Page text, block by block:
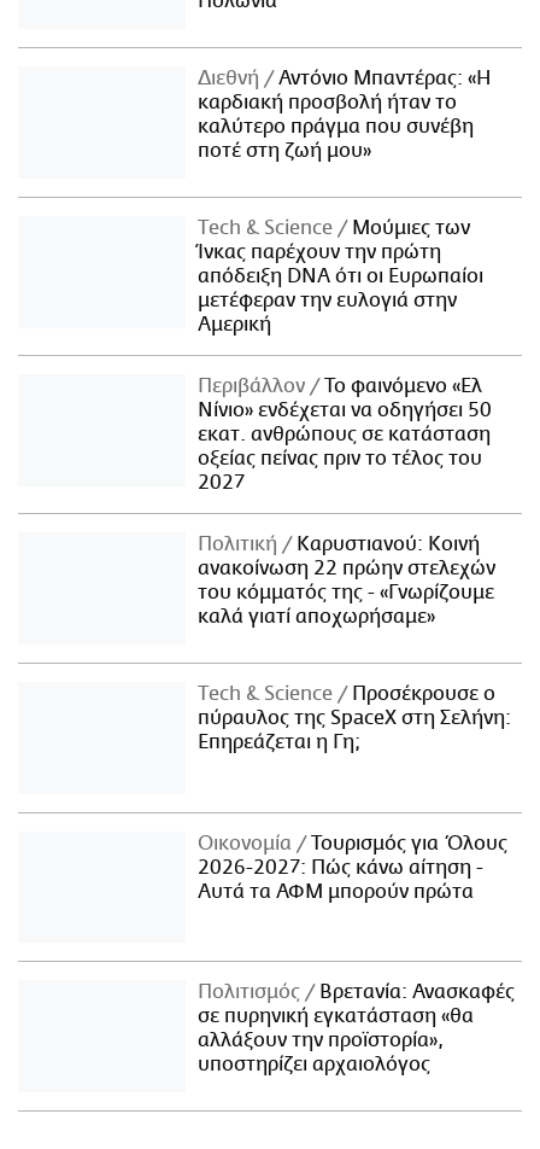
Διεθνή
Αντόνιο Μπαντέρας: «Η
καρδιακή προσβολή ήταν το
καλύτερο πράγμα που συνέβη
ποτέ στη ζωή μου»
Τech & Science
Μούμιες των
Ίνκας παρέχουν την πρώτη
απόδειξη DNA ότι οι Ευρωπαίοι
μετέφεραν την ευλογιά στην
Αμερική
Περιβάλλον
Το φαινόμενο «Ελ
Νίνιο» ενδέχεται να οδηγήσει 50
εκατ. ανθρώπους σε κατάσταση
οξείας πείνας πριν το τέλος του
2027
Πολιτική
Καρυστιανού: Κοινή
ανακοίνωση 22 πρώην στελεχών
του κόμματός της - «Γνωρίζουμε
καλά γιατί αποχωρήσαμε»
Τech & Science
Προσέκρουσε ο
πύραυλος της SpaceX στη Σελήνη:
Επηρεάζεται η Γη;
Οικονομία
Τουρισμός για Όλους
2026-2027: Πώς κάνω αίτηση -
Αυτά τα ΑΦΜ μπορούν πρώτα
Πολιτισμός
Βρετανία: Ανασκαφές
σε πυρηνική εγκατάσταση «θα
αλλάξουν την προϊστορία»,
υποστηρίζει αρχαιολόγος